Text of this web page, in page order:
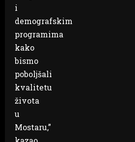
i
demografskim
programima
kako
bismo
poboljšali
kvalitetu
života
u
Mostaru,”